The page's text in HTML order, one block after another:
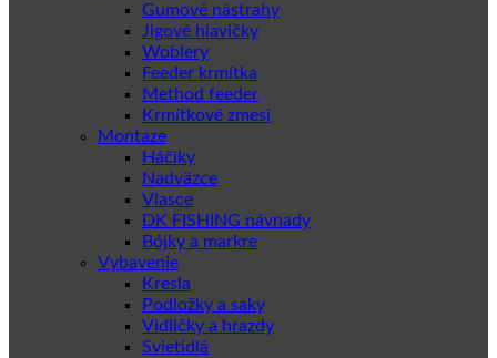
Gumové nástrahy
Jigové hlavičky
Woblery
Feeder krmítka
Method feeder
Krmítkové zmesi
Montaze
Háčiky
Nadväzce
Vlasce
DK FISHING návnady
Bójky a markre
Vybavenie
Kresla
Podložky a saky
Vidličky a hrazdy
Svietidlá